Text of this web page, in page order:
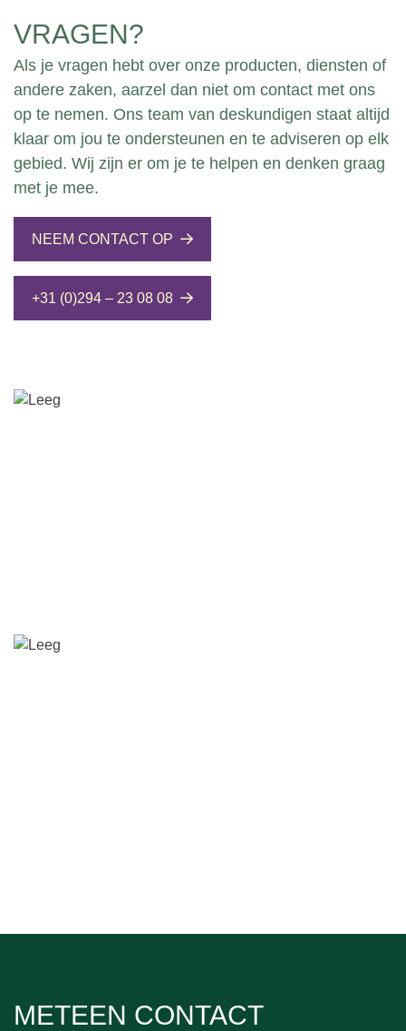
VRAGEN?
Als je vragen hebt over onze producten, diensten of
andere zaken, aarzel dan niet om contact met ons
op te nemen. Ons team van deskundigen staat altijd
klaar om jou te ondersteunen en te adviseren op elk
gebied. Wij zijn er om je te helpen en denken graag
met je mee.
NEEM CONTACT OP
+31 (0)294 – 23 08 08
METEEN CONTACT